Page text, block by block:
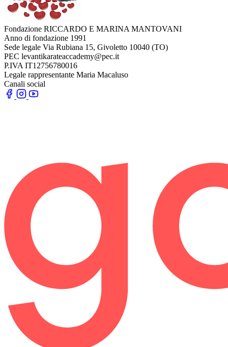
Fondazione RICCARDO E MARINA MANTOVANI
Anno di fondazione 1991
Sede legale Via Rubiana 15, Givoletto 10040 (TO)
PEC levantikarateaccademy@pec.it
P.IVA IT12756780016
Legale rappresentante Maria Macaluso
Canali social